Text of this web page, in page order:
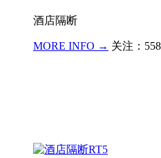
酒店隔断
MORE INFO → 关注：